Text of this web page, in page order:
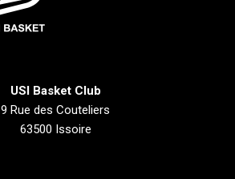
USI Basket Club
9 Rue des Couteliers
63500 Issoire